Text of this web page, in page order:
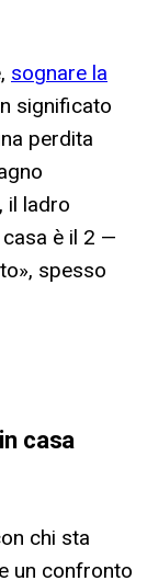
sognare la
significato
perdita
il ladro
è il 2 —
spesso
casa
chi sta
un confronto